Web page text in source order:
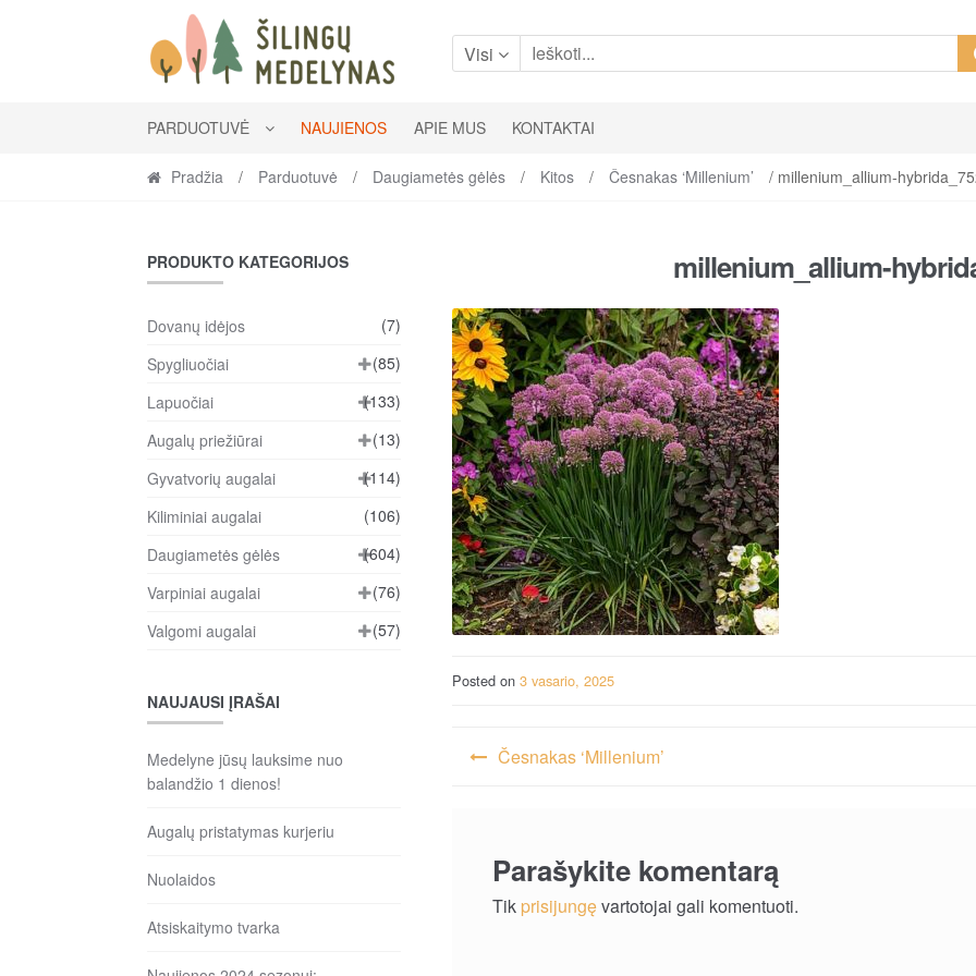
to
navigation
to
content
Visi
PARDUOTUVĖ NAUJIENOS APIE MUS KONTAKTAI
Pradžia / Parduotuvė / Daugiametės gėlės / Kitos / Česnakas ‘Millenium’ / millenium_allium-
millenium_allium-
Posted on3 vasario, 2025
Navigacija
Česnakas ‘Millenium’
Parašykite komentarą
Tik prisijungęvartotojai gali komentuoti.
PRODUKTO KATEGORIJOS
Dovanų idėjos
(7)
Spygliuočiai
(85)
Lapuočiai
(133)
Augalų priežiūrai
(13)
Gyvatvorių augalai
(114)
Kiliminiai augalai
(106)
Daugiametės gėlės
(604)
Varpiniai augalai
(76)
Valgomi augalai
(57)
NAUJAUSI ĮRAŠAI
Medelyne jūsų lauksime nuo
balandžio 1 dienos!
Augalų pristatymas kurjeriu
Nuolaidos
Atsiskaitymo tvarka